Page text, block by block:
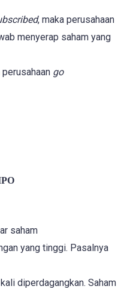
, maka perusahaan
menyerap saham yang
go
saham
yang tinggi. Pasalnya
diperdagangkan. Saham